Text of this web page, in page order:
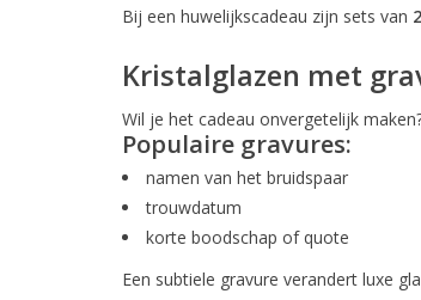
Bij een huwelijkscadeau zijn sets van
Kristalglazen met
Wil je het cadeau onvergetelijk
Populaire gravures:
namen van het bruidspaar
trouwdatum
korte boodschap of quote
Een subtiele gravure verandert luxe